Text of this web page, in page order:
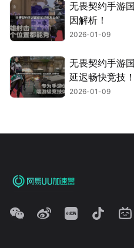
无畏契约手游
因解析！
2026-01-09
无畏契约手游
延迟畅快竞技！
2026-01-09